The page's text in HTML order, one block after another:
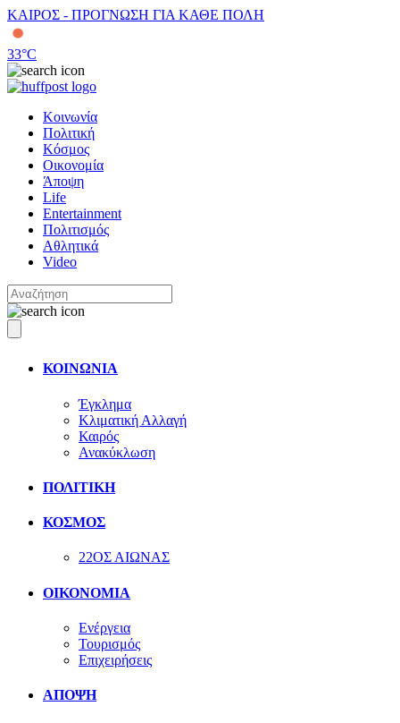
ΚΑΙΡΟΣ - ΠΡΟΓΝΩΣΗ ΓΙΑ ΚΑΘΕ ΠΟΛΗ
33°C
Κοινωνία
Πολιτική
Κόσμος
Οικονομία
Άποψη
Life
Entertainment
Πολιτισμός
Αθλητικά
Video
ΚΟΙΝΩΝΙΑ
Έγκλημα
Κλιματική Αλλαγή
Καιρός
Ανακύκλωση
ΠΟΛΙΤΙΚΗ
ΚΟΣΜΟΣ
22ΟΣ ΑΙΩΝΑΣ
ΟΙΚΟΝΟΜΙΑ
Ενέργεια
Τουρισμός
Επιχειρήσεις
ΑΠΟΨΗ